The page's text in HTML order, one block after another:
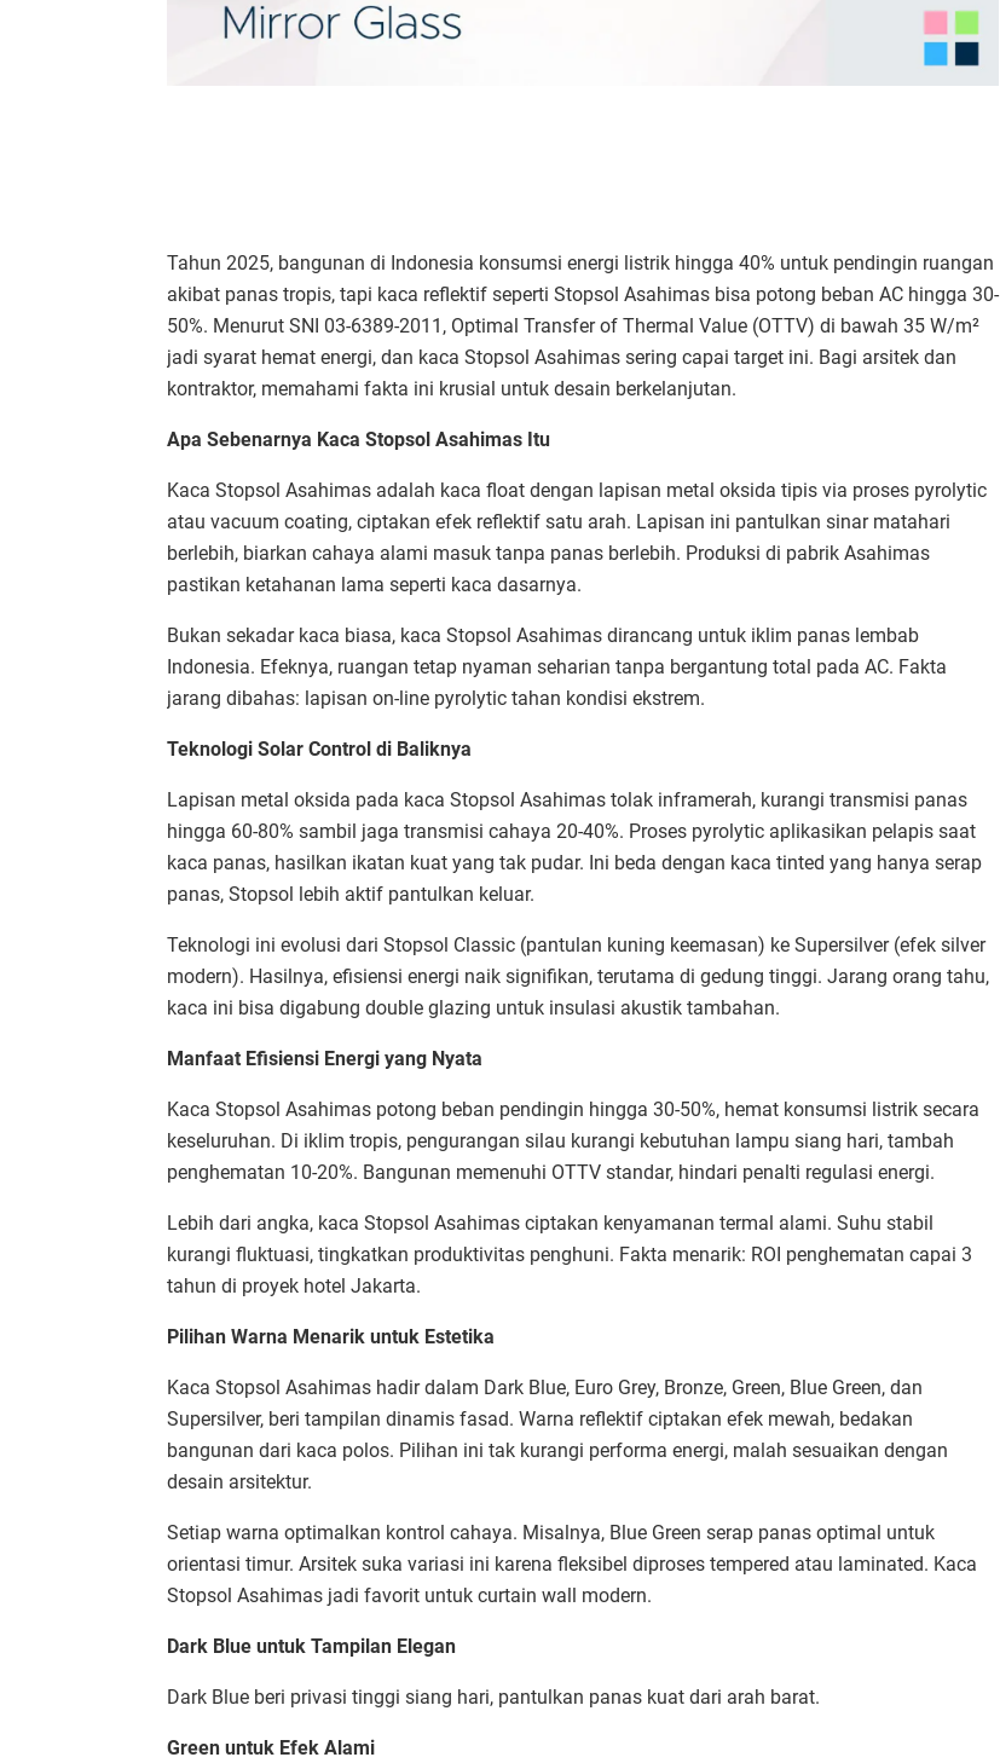
Tahun 2025, bangunan di Indonesia konsumsi energi listrik hingga 40% untuk pendingin ruangan
akibat panas tropis, tapi kaca reflektif seperti Stopsol Asahimas bisa potong beban AC hingga 30-
50%. Menurut SNI 03-6389-2011, Optimal Transfer of Thermal Value (OTTV) di bawah 35 W/m²
jadi syarat hemat energi, dan kaca Stopsol Asahimas sering capai target ini. Bagi arsitek dan
kontraktor, memahami fakta ini krusial untuk desain berkelanjutan.​
Apa Sebenarnya Kaca Stopsol Asahimas Itu
Kaca Stopsol Asahimas adalah kaca float dengan lapisan metal oksida tipis via proses pyrolytic
atau vacuum coating, ciptakan efek reflektif satu arah. Lapisan ini pantulkan sinar matahari
berlebih, biarkan cahaya alami masuk tanpa panas berlebih. Produksi di pabrik Asahimas
pastikan ketahanan lama seperti kaca dasarnya.​
Bukan sekadar kaca biasa, kaca Stopsol Asahimas dirancang untuk iklim panas lembab
Indonesia. Efeknya, ruangan tetap nyaman seharian tanpa bergantung total pada AC. Fakta
jarang dibahas: lapisan on-line pyrolytic tahan kondisi ekstrem.​
Teknologi Solar Control di Baliknya
Lapisan metal oksida pada kaca Stopsol Asahimas tolak inframerah, kurangi transmisi panas
hingga 60-80% sambil jaga transmisi cahaya 20-40%. Proses pyrolytic aplikasikan pelapis saat
kaca panas, hasilkan ikatan kuat yang tak pudar. Ini beda dengan kaca tinted yang hanya serap
panas, Stopsol lebih aktif pantulkan keluar.​
Teknologi ini evolusi dari Stopsol Classic (pantulan kuning keemasan) ke Supersilver (efek silver
modern). Hasilnya, efisiensi energi naik signifikan, terutama di gedung tinggi. Jarang orang tahu,
kaca ini bisa digabung double glazing untuk insulasi akustik tambahan.​
Manfaat Efisiensi Energi yang Nyata
Kaca Stopsol Asahimas potong beban pendingin hingga 30-50%, hemat konsumsi listrik secara
keseluruhan. Di iklim tropis, pengurangan silau kurangi kebutuhan lampu siang hari, tambah
penghematan 10-20%. Bangunan memenuhi OTTV standar, hindari penalti regulasi energi.​
Lebih dari angka, kaca Stopsol Asahimas ciptakan kenyamanan termal alami. Suhu stabil
kurangi fluktuasi, tingkatkan produktivitas penghuni. Fakta menarik: ROI penghematan capai 3
tahun di proyek hotel Jakarta.​
Pilihan Warna Menarik untuk Estetika
Kaca Stopsol Asahimas hadir dalam Dark Blue, Euro Grey, Bronze, Green, Blue Green, dan
Supersilver, beri tampilan dinamis fasad. Warna reflektif ciptakan efek mewah, bedakan
bangunan dari kaca polos. Pilihan ini tak kurangi performa energi, malah sesuaikan dengan
desain arsitektur.​
Setiap warna optimalkan kontrol cahaya. Misalnya, Blue Green serap panas optimal untuk
orientasi timur. Arsitek suka variasi ini karena fleksibel diproses tempered atau laminated. Kaca
Stopsol Asahimas jadi favorit untuk curtain wall modern.​
Dark Blue untuk Tampilan Elegan
Dark Blue beri privasi tinggi siang hari, pantulkan panas kuat dari arah barat.​
Green untuk Efek Alami